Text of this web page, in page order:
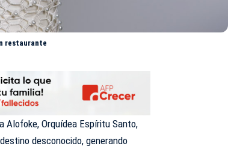
restaurante
Orquídea Espíritu Santo,
desconocido, generando